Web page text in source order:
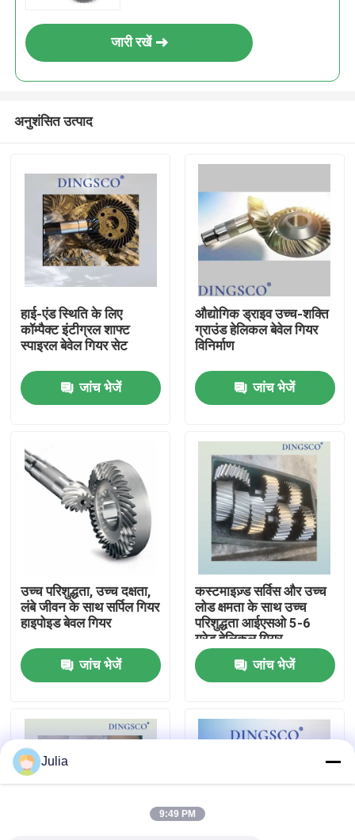
वीडियो
फ़ैक्टरी टूर
गुणवत्ता नियंत्रण
हमसे संपर्क करें
मामले
जारी रखें
अनुशंसित उत्पाद
हाई-एंड स्थिति के लिए
कॉम्पैक्ट इंटीग्रल शाफ्ट
स्पाइरल बेवेल गियर सेट
जांच भेजें
औद्योगिक ड्राइव उच्च-शक्ति
ग्राउंड हेलिकल बेवेल गियर
विनिर्माण
जांच भेजें
उच्च परिशुद्धता, उच्च दक्षता,
लंबे जीवन के साथ सर्पिल गियर
हाइपोइड बेवल गियर
जांच भेजें
कस्टमाइज़्ड सर्विस और उच्च
लोड क्षमता के साथ उच्च
परिशुद्धता आईएसओ 5-6
ग्रेड हेलिकल गियर
जांच भेजें
Julia
9:49 PM